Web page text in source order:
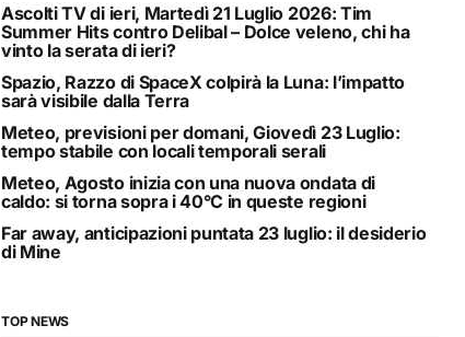
Ascolti TV di ieri, Martedì 21 Luglio 2026: Tim
Summer Hits contro Delibal – Dolce veleno, chi ha
vinto la serata di ieri?
Spazio, Razzo di SpaceX colpirà la Luna: l’impatto
sarà visibile dalla Terra
Meteo, previsioni per domani, Giovedì 23 Luglio:
tempo stabile con locali temporali serali
Meteo, Agosto inizia con una nuova ondata di
caldo: si torna sopra i 40°C in queste regioni
Far away, anticipazioni puntata 23 luglio: il desiderio
di Mine
TOP NEWS